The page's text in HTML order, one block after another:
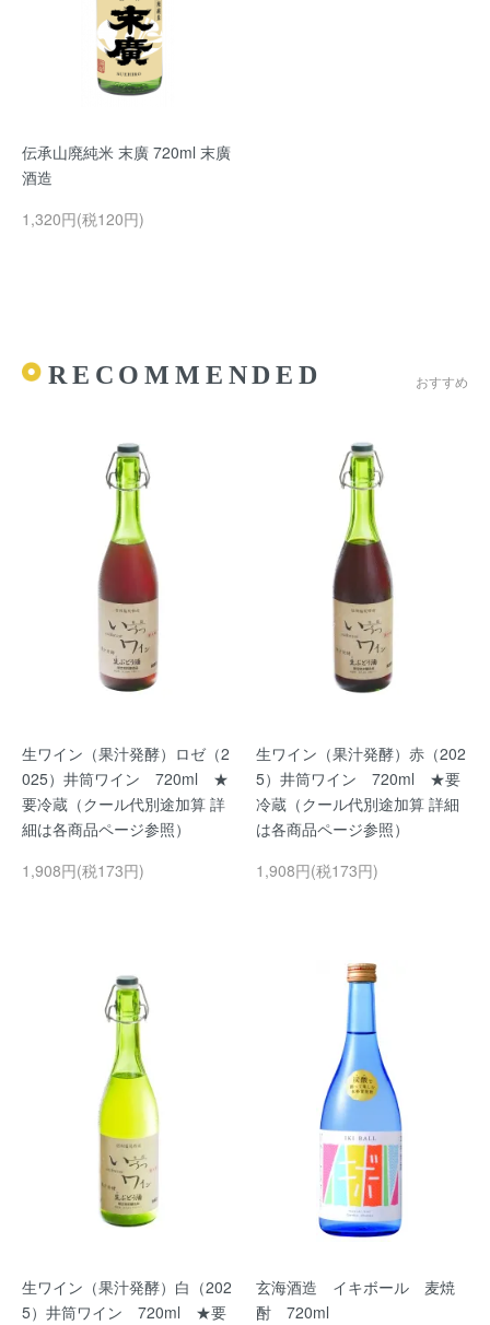
伝承山廃純米 末廣 720ml 末廣
酒造
1,320円(税120円)
RECOMMENDED おすすめ
生ワイン（果汁発酵）ロゼ（2
025）井筒ワイン 720ml ★
要冷蔵（クール代別途加算 詳
細は各商品ページ参照）
1,908円(税173円)
生ワイン（果汁発酵）赤（202
5）井筒ワイン 720ml ★要
冷蔵（クール代別途加算 詳細
は各商品ページ参照）
1,908円(税173円)
生ワイン（果汁発酵）白（202
5）井筒ワイン 720ml ★要
玄海酒造 イキボール 麦焼
酎 720ml